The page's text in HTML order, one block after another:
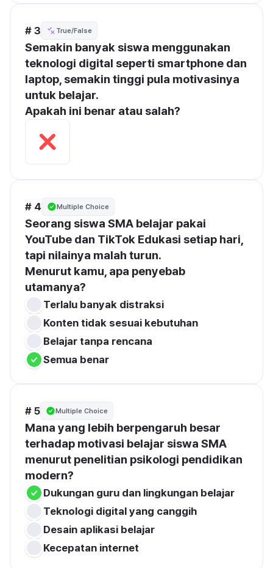
# 3 True/False
Semakin banyak siswa menggunakan
teknologi digital seperti smartphone dan
laptop, semakin tinggi pula motivasinya
untuk belajar.
Apakah ini benar atau salah?
# 4 Multiple Choice
Seorang siswa SMA belajar pakai
YouTube dan TikTok Edukasi setiap hari,
tapi nilainya malah turun.
Menurut kamu, apa penyebab
utamanya?
Terlalu banyak distraksi
Konten tidak sesuai kebutuhan
Belajar tanpa rencana
Semua benar
# 5 Multiple Choice
Mana yang lebih berpengaruh besar
terhadap motivasi belajar siswa SMA
menurut penelitian psikologi pendidikan
modern?
Dukungan guru dan lingkungan belajar
Teknologi digital yang canggih
Desain aplikasi belajar
Kecepatan internet